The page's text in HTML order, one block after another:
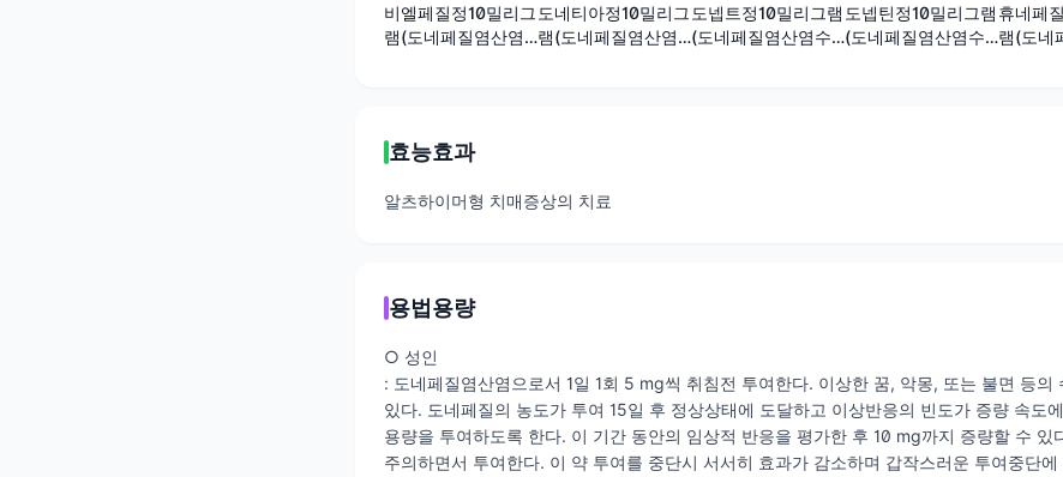
비엘페질정10밀리그
램(도네페질염산염
도네티아정10밀리그
램(도네페질염산염
도넵트정10밀리그램
(도네페질염산염수
도넵틴정10밀리그램
(도네페질염산염수
휴네페
램(도네
효능효과
알츠하이머형 치매증상의 치료
용법용량
○ 성인
: 도네페질염산염으로서 1일 1회 5 mg씩 취침전 투여한다. 이상한 꿈, 악몽, 또는 불면 등
있다. 도네페질의 농도가 투여 15일 후 정상상태에 도달하고 이상반응의 빈도가 증량 속
용량을 투여하도록 한다. 이 기간 동안의 임상적 반응을 평가한 후 10 mg까지 증량할 수
주의하면서 투여한다. 이 약 투여를 중단시 서서히 효과가 감소하며 갑작스러운 투여중단